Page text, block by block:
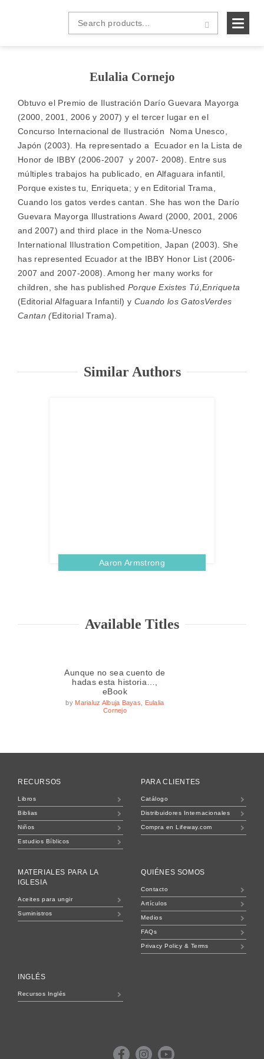
Search
Eulalia Cornejo
Obtuvo el Premio de Ilustración Darío Guevara Mayorga
(2000, 2001, 2006 y 2007) y el tercer lugar en el
Concurso Internacional de Ilustración Noma­ Unesco,
Japón (2003). Ha representado a Ecuador en la Lista de
Honor de IBBY (2006-2007 y 2007- 2008). Entre sus
múltiples trabajos ha publicado, en Alfaguara infantil,
Porque existes tu, Enriqueta; y en Editorial Trama,
Cuando los gatos verdes cantan. She has won the Darío
Guevara Mayorga Illustrations Award (2000, 2001, 2006
and 2007) and third place in the Noma-Unesco
International Illustration Competition, Japan (2003). She
has represented Ecuador at the IBBY Honor List (2006-
2007 and 2007-2008). Among her many works for
children, she has published Porque Existes Tú,Enriqueta
(Editorial Alfaguara Infantil) y Cuando los GatosVerdes
Cantan (Editorial Trama).
Similar Authors
Aaron Armstrong
Available Titles
Aunque no sea cuento de
hadas esta historia…,
eBook
by Marialuz Albuja Bayas
Eulalia
Cornejo
RECURSOS
Libros
Biblias
Niños
Estudios Bíblicos
PARA CLIENTES
Catálogo
Distribuidores Internacionales
Compra en Lifeway.com
QUIÉNES SOMOS
Contacto
Artículos
Medios
FAQs
Privacy Policy & Terms
INGLÉS
Recursos Inglés
MATERIALES PARA LA
IGLESIA
Aceites para ungir
Suministros
Publishing